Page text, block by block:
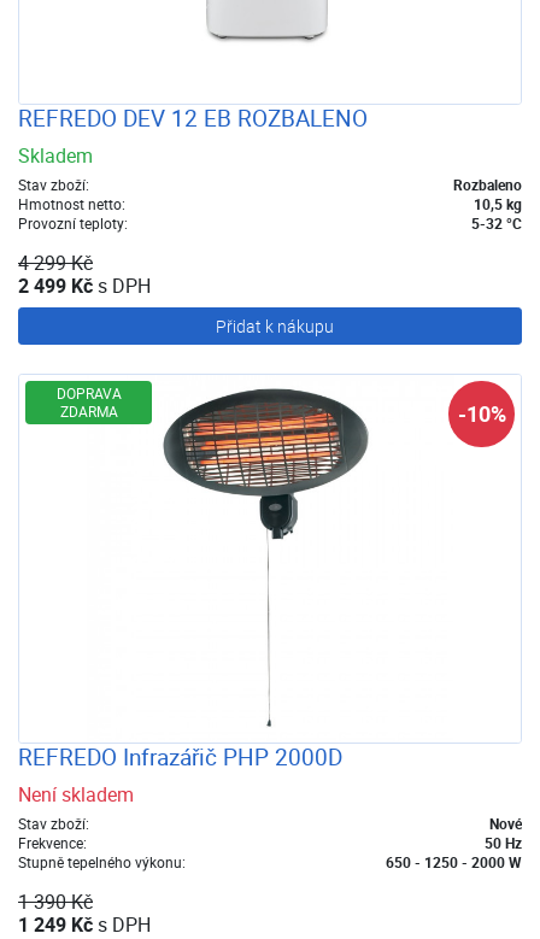
REFREDO DEV 12 EB ROZBALENO
Skladem
Stav zboží:
Rozbaleno
Hmotnost netto:
10,5 kg
Provozní teploty:
5-32 °C
4 299 Kč
2 499 Kčs DPH
Přidat k nákupu
DOPRAVA
ZDARMA
-10%
REFREDO Infrazářič PHP 2000D
Není skladem
Stav zboží:
Nové
Frekvence:
50 Hz
Stupně tepelného výkonu:
650 - 1250 - 2000 W
1 390 Kč
1 249 Kčs DPH